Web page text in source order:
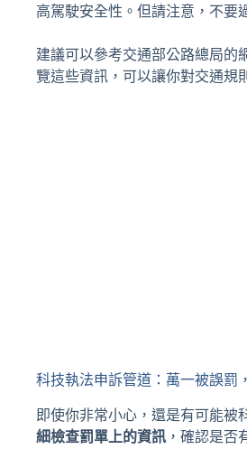
高駕駛安全性。但請注意，不要
建議可以參考交通部公路總局的
覽這些資訊，可以讓你對交通規
科技執法申訴管道：萬一被誤罰
即使你非常小心，還是有可能
細檢查罰單上的資訊 ，確認是否